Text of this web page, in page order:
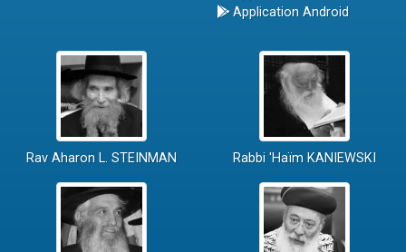
Application Android
Rav Aharon L. STEINMAN Rabbi 'Haïm KANIEWSKI